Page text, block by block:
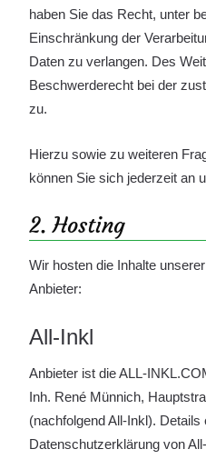
haben Sie das Recht, unter
Einschränkung der
Daten zu verlangen. Des
Beschwerderecht bei der
zu.
Hierzu sowie zu weiteren
können Sie sich jederzeit an
2. Hosting
Wir hosten die Inhalte
Anbieter:
All-Inkl
Anbieter ist die ALL-
Inh. René Münnich,
(nachfolgend All-Inkl).
Datenschutzerklärung von